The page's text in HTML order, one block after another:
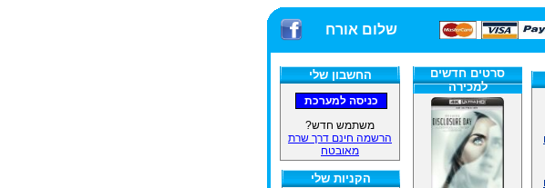
שלום אורח
החשבון שלי
משתמש חדש?
הרשמה חינם דרך שרת
מאובטח
הקניות שלי
סרטים חדשים
למכירה